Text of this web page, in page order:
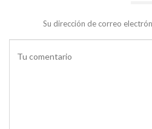
Su dirección de correo